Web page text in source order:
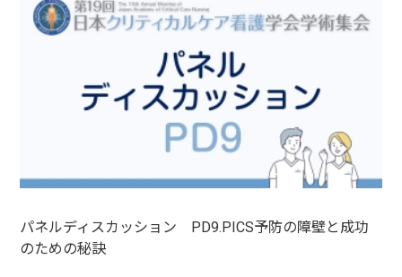
パネルディスカッション PD9.PICS予防の障壁と成功
のための秘訣